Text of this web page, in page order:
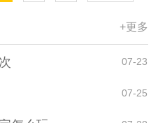
+更多
07-23
07-25